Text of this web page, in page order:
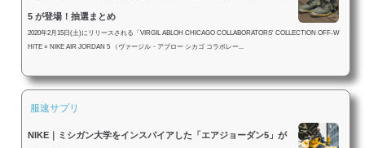
5 が登場！抽選まとめ
2020年2月15日(土)にリリースされる「VIRGIL ABLOH CHICAGO COLLABORATORS' COLLECTION OFF-W
HITE × NIKE AIR JORDAN 5 （ヴァージル・アブロー シカゴ コラボレー...
服速サプリ
NIKE｜ミシガン大学をインスパイアした「エアジョーダン5」が